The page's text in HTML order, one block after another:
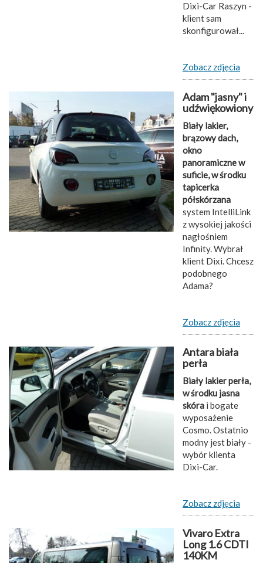
Dixi-Car Raszyn -
klient sam
skonfigurował...
Zobacz zdjęcia
Adam "jasny" i
udźwiękowiony
Biały lakier,
brązowy dach,
okno
panoramiczne w
suficie, w środku
tapicerka
półskórzana
system IntelliLink
z wysokiej jakości
nagłośniem
Infinity. Wybrał
klient Dixi. Chcesz
podobnego
Adama?
Zobacz zdjęcia
Antara biała
perła
Biały lakier perła,
w środku jasna
skóra i bogate
wyposażenie
Cosmo. Ostatnio
modny jest biały -
wybór klienta
Dixi-Car.
Zobacz zdjęcia
Vivaro Extra
Long 1.6 CDTI
140KM